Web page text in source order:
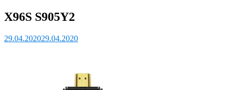
X96S S905Y2
29.04.202029.04.2020